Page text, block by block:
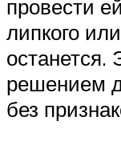
провести
липкого
останется.
решением
без